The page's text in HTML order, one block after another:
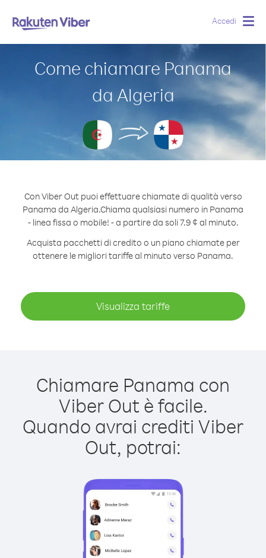
Accedi
Come chiamare Panama
da Algeria
Con Viber Out puoi effettuare chiamate di qualità verso
Panama da Algeria.Chiama qualsiasi numero in Panama
- linea fissa o mobile! - a partire da soli 7.9 ¢ al minuto.
Acquista pacchetti di credito o un piano chiamate per
ottenere le migliori tariffe al minuto verso Panama.
Visualizza tariffe
Chiamare Panama con
Viber Out è facile.
Quando avrai crediti Viber
Out, potrai: